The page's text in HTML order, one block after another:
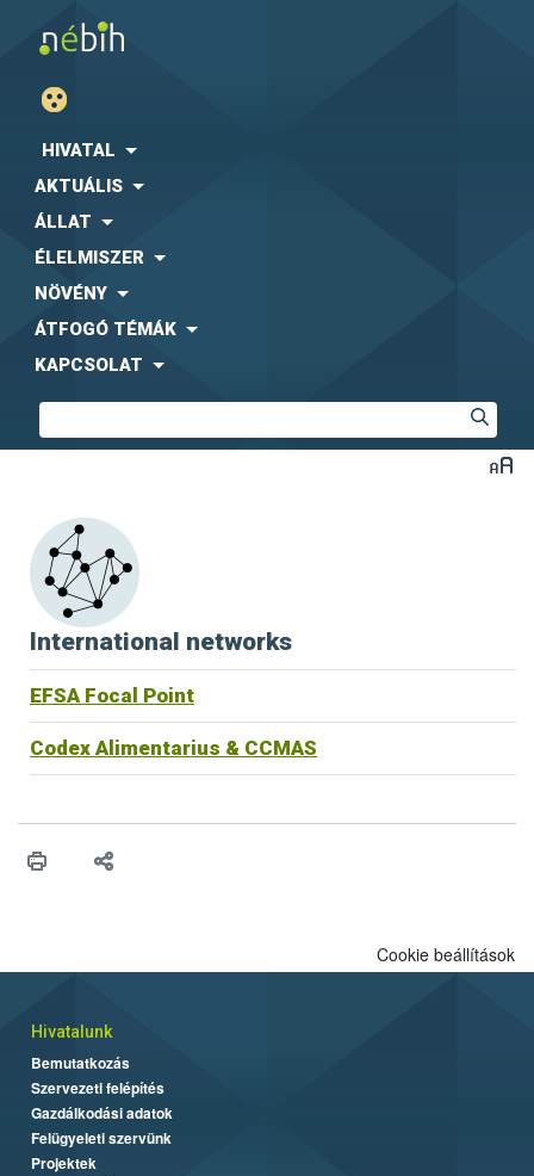
HIVATAL
AKTUÁLIS
ÁLLAT
ÉLELMISZER
NÖVÉNY
ÁTFOGÓ TÉMÁK
KAPCSOLAT
International networks
EFSA Focal Point
Codex Alimentarius & CCMAS
Cookie beállítások
Hivatalunk
Bemutatkozás
Szervezeti felépítés
Gazdálkodási adatok
Felügyeleti szervünk
Projektek